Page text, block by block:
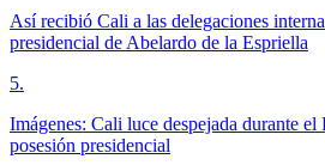
Así recibió Cali a las delegaciones
presidencial de Abelardo de la Espriella
5.
Imágenes: Cali luce despejada durante
posesión presidencial